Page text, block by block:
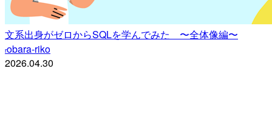
文系出身がゼロからSQLを学んでみた 〜全体像編〜
robara-riko
2026.04.30